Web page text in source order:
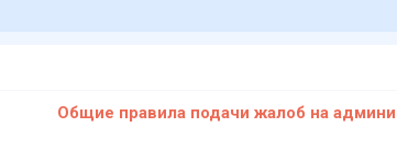
Общие правила подачи жалоб на